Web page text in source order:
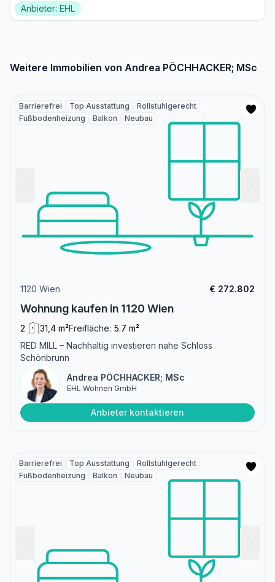
Anbieter: EHL
Weitere Immobilien von Andrea PÖCHHACKER; MSc
Barrierefrei Top Ausstattung
Rollstuhlgerecht
Fußbodenheizung
Balkon Neubau
1120 Wien € 272.802
Wohnung kaufen in 1120 Wien
2 31,4 m²Freifläche: 5.7 m²
RED MILL – Nachhaltig investieren nahe Schloss
Schönbrunn
Andrea PÖCHHACKER; MSc
EHL Wohnen GmbH
Anbieter kontaktieren
Barrierefrei Top Ausstattung
Rollstuhlgerecht
Fußbodenheizung
Balkon Neubau